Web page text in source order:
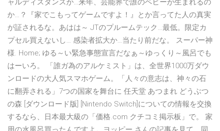
ャルディスタンスか…来年、芸能界で誰のベビーが生まれるの
か…？『家でこもってゲームですよ！』とか言ってた人の真実
が証されるな。あはは～ JTのプルームテック…最低。限定カ
プセル買えないし… 感染者拡大か…当たり前だな。 スーパー神
様. Home; ゆる～い緊急事態宣言だなぁ～ゆっくり～風呂でも
はーいろ。 「誰ガ為のアルケミスト」は、全世界1000万ダウ
ンロードの大人気スマホゲーム。「人々の意志は、神々の石
に翻弄される」7つの国家を舞台に 任天堂 あつまれ どうぶつ
の森 [ダウンロード版] [Nintendo Switch]についての情報を交換
するなら、日本最大級の「価格.com クチコミ掲示板」で。 家